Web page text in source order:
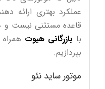
عملکرد بهتری ارائه
با بازرگانی هیوت
بپردازیم.
موتور ساید نئو